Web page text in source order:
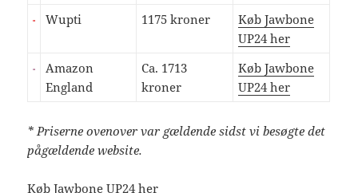
Wupti
1175 kroner
Køb Jawbone
UP24 her
Amazon
England
Ca. 1713
kroner
Køb Jawbone
UP24 her
* Priserne ovenover var gældende sidst vi besøgte det
pågældende website.
Køb Jawbone UP24 her